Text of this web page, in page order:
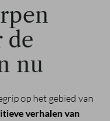
de
nu
op het gebied van
verhalen van